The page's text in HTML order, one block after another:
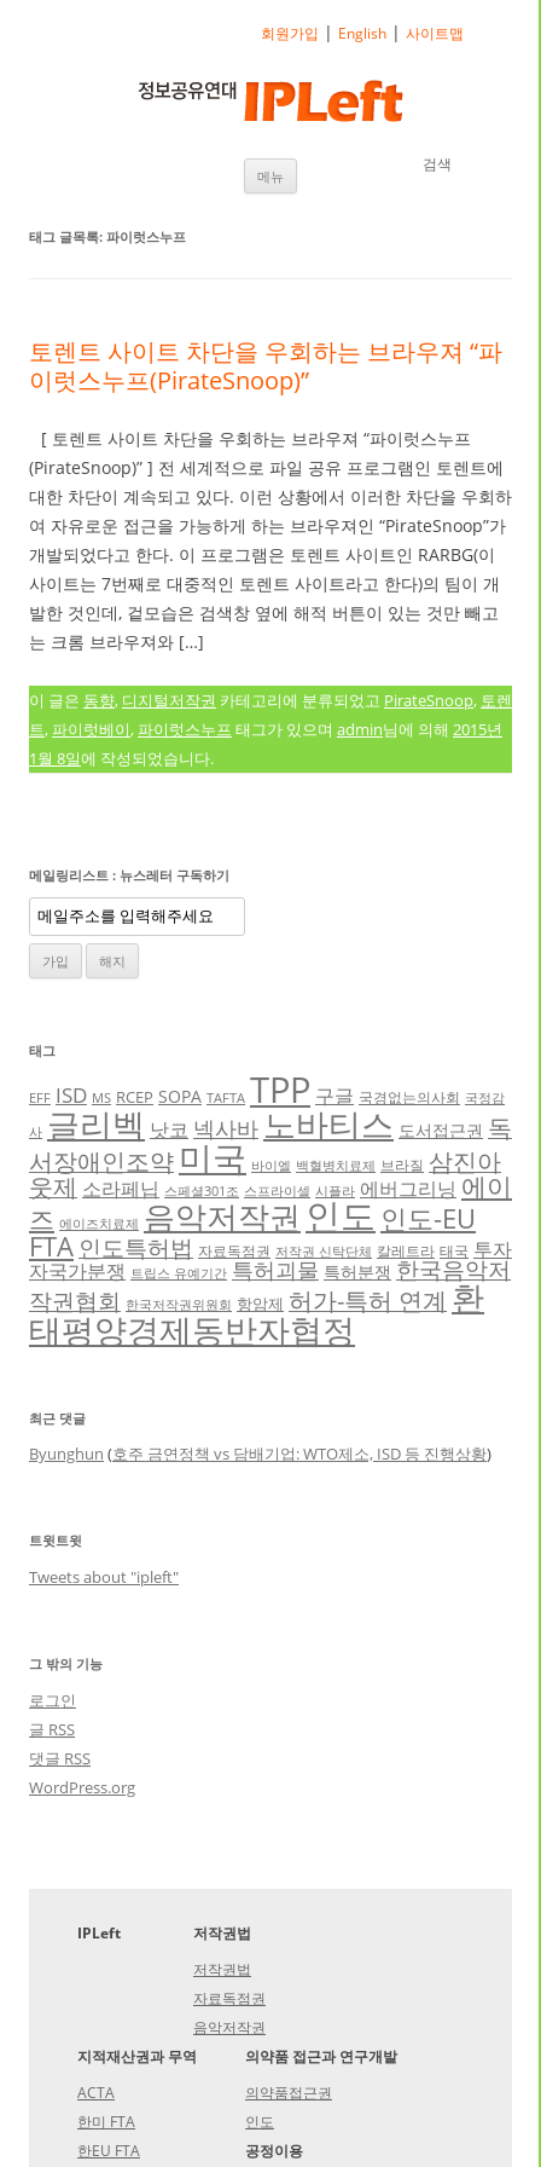
메뉴 내용으로 바로가기검색
회원가입 | English |사이트맵
태그 글목록: 파이럿스누프
토렌트 사이트 차단을 우회하는 브라우져 “파
이럿스누프(PirateSnoop)”
[ 토렌트 사이트 차단을 우회하는 브라우져 “파이럿스누프
(PirateSnoop)” ] 전 세계적으로 파일 공유 프로그램인 토렌트에
대한 차단이 계속되고 있다. 이런 상황에서 이러한 차단을 우회하
여 자유로운 접근을 가능하게 하는 브라우져인 “PirateSnoop”가
개발되었다고 한다. 이 프로그램은 토렌트 사이트인 RARBG(이
사이트는 7번째로 대중적인 토렌트 사이트라고 한다)의 팀이 개
발한 것인데, 겉모습은 검색창 옆에 해적 버튼이 있는 것만 빼고
는 크롬 브라우져와 […]
이 글은 동향, 디지털저작권 카테고리에 분류되었고 PirateSnoop, 토렌
트,파이럿베이,파이럿스누프 태그가 있으며 admin님에 의해 2015년
1월 8일에 작성되었습니다.
메일링리스트 : 뉴스레터 구독하기
태그
EFF ISD MS RCEP SOPA TAFTA TPP 구글 국경없는의사회 국정감
사 글리벡 낫코 넥사바 노바티스 도서접근권 독
서장애인조약 미국 바이엘 백혈병치료제 브라질 삼진아
웃제 소라페닙 스페셜301조 스프라이셀 시플라 에버그리닝 에이
즈 에이즈치료제 음악저작권 인도 인도-EU
FTA 인도특허법 자료독점권 저작권 신탁단체 칼레트라 태국 투자
자국가분쟁 트립스 유예기간 특허괴물 특허분쟁 한국음악저
작권협회 한국저작권위원회 항암제 허가-특허 연계 환
태평양경제동반자협정
최근 댓글
Byunghun (호주 금연정책 vs 담배기업: WTO제소, ISD 등 진행상황)
트윗트윗
Tweets about "ipleft"
그 밖의 기능
로그인
글 RSS
댓글 RSS
WordPress.org
IPLeft
저작권법
저작권법
자료독점권
음악저작권
지적재산권과 무역
ACTA
한미 FTA
한EU FTA
의약품 접근과 연구개발
의약품접근권
인도
공정이용